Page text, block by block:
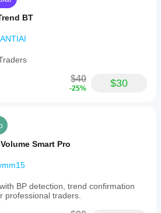
BT
$40
-25% $30
Smart Pro
BP detection, trend confirmation
professional traders.